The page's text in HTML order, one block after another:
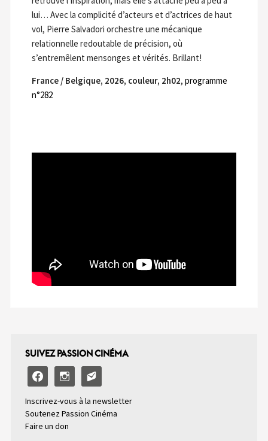
lui… Avec la complicité d’acteurs et d’actrices de haut
vol, Pierre Salvadori orchestre une mécanique
relationnelle redoutable de précision, où
s’entremêlent mensonges et vérités. Brillant!
France / Belgique, 2026, couleur, 2h02, programme
n°282
SUIVEZ PASSION CINÉMA
facebookinstagramemail-
alt2
Inscrivez-vous à la newsletter
Soutenez Passion Cinéma
Faire un don